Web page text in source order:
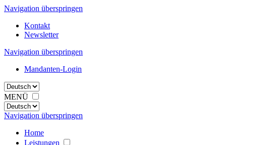
Navigation überspringen
Kontakt
Newsletter
Navigation überspringen
Mandanten-Login
MENÜ
Navigation überspringen
Home
Leistungen